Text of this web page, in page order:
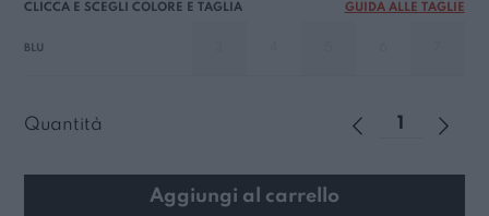
GUIDA ALLE TAGLIE
BLU
Quantità
Aggiungi al carrello